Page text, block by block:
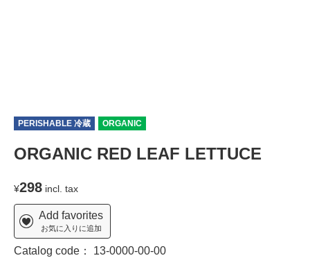
PERISHABLE 冷蔵 ORGANIC
ORGANIC RED LEAF LETTUCE
¥298 incl. tax
Add favorites
お気に入りに追加
Catalog code： 13-0000-00-00